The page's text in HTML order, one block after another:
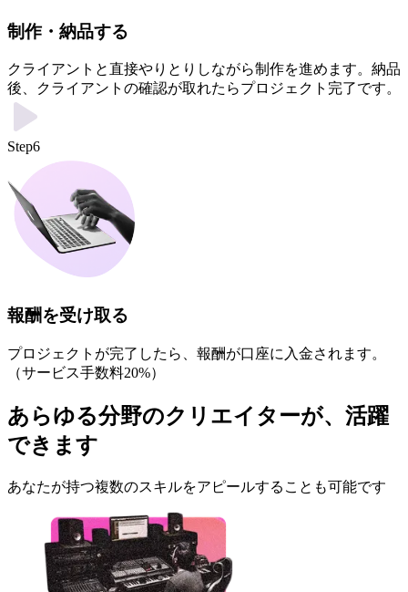
制作・納品する
クライアントと直接やりとりしながら制作を進めます。納品
後、クライアントの確認が取れたらプロジェクト完了です。
Step6
報酬を受け取る
プロジェクトが完了したら、報酬が口座に入金されます。
（サービス手数料20%）
あらゆる分野のクリエイターが、活躍
できます
あなたが持つ複数のスキルをアピールすることも可能です